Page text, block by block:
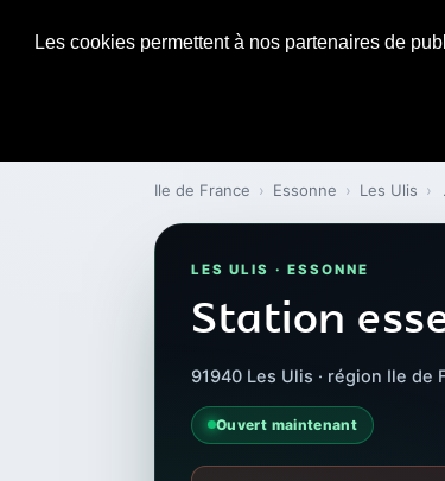
Les cookies permettent à nos partenaires de
Ile de France › Essonne › Les Ulis ›
LES ULIS · ESSONNE
Station
91940 Les Ulis · région Ile de
Ouvert maintenant